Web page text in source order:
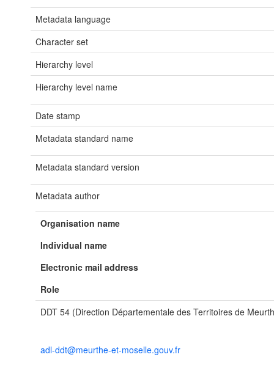
Metadata language
Character set
Hierarchy level
Hierarchy level name
Date stamp
Metadata standard name
Metadata standard version
Metadata author
Organisation name
Individual name
Electronic mail address
Role
DDT 54 (Direction Départementale des Territoires de
adl-ddt@meurthe-et-moselle.gouv.fr